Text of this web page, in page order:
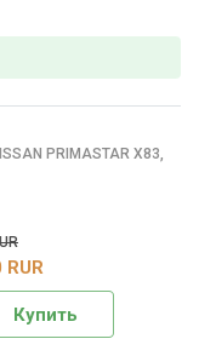
PRIMASTAR X83,
RUR
Купить